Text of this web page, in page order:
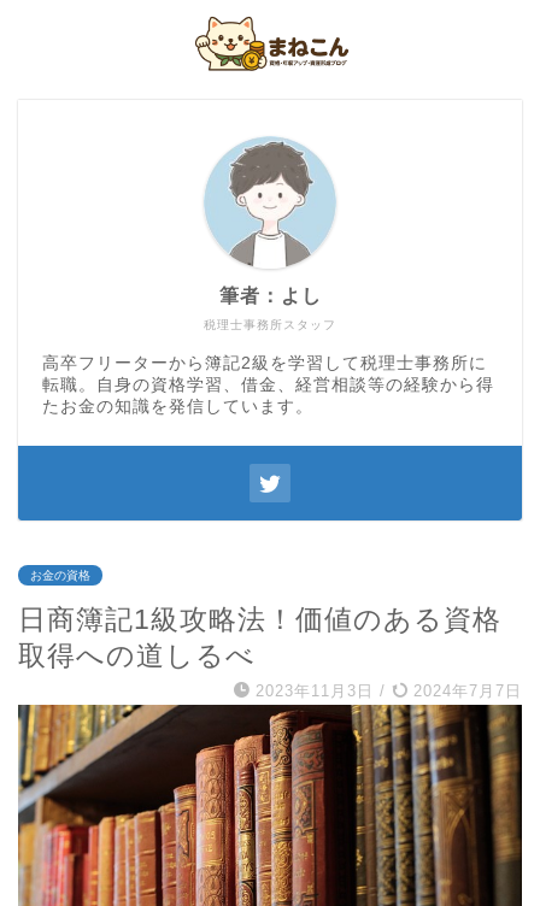
税理士事務所スタッフ
筆者：よし
高卒フリーターから簿記2級を学習して税理士事務所に
転職。自身の資格学習、借金、経営相談等の経験から得
たお金の知識を発信しています。
お金の資格
日商簿記1級攻略法！価値のある資格
取得への道しるべ
2023年11月3日 / 2024年7月7日